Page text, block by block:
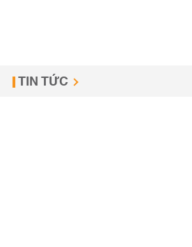
TIN TỨC